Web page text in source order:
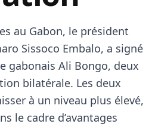
au Gabon, le président
Sissoco Embalo, a signé
gabonais Ali Bongo, deux
bilatérale. Les deux
à un niveau plus élevé,
le cadre d’avantages